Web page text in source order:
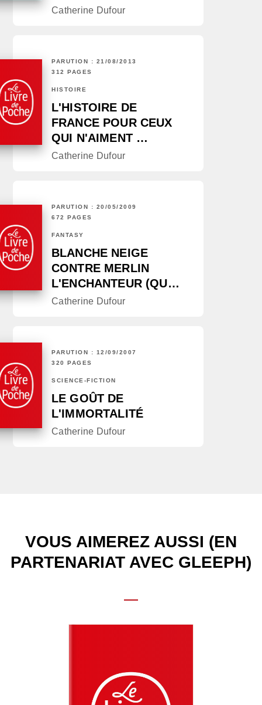
Catherine Dufour
PARUTION : 21/08/2013
312 PAGES
HISTOIRE
L'HISTOIRE DE
FRANCE POUR CEUX
QUI N'AIMENT …
Catherine Dufour
PARUTION : 20/05/2009
672 PAGES
FANTASY
BLANCHE NEIGE
CONTRE MERLIN
L'ENCHANTEUR (QU…
Catherine Dufour
PARUTION : 12/09/2007
320 PAGES
SCIENCE-FICTION
LE GOÛT DE
L'IMMORTALITÉ
Catherine Dufour
VOUS AIMEREZ AUSSI (EN
PARTENARIAT AVEC GLEEPH)